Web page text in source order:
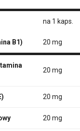
na 1 kaps.
B1) 20 mg
20 mg
20 mg
20 mg